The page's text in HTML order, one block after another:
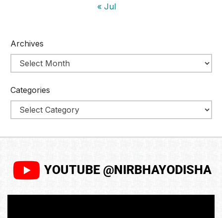
« Jul
Archives
Categories
YOUTUBE @NIRBHAYODISHA